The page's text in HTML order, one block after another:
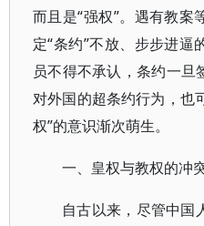
而且是“强权”。遇有教案
定“条约”不放、步步进逼
员不得不承认，条约一旦
对外国的超条约行为，也
权”的意识渐次萌生。
一、皇权与教权的冲
自古以来，尽管中国